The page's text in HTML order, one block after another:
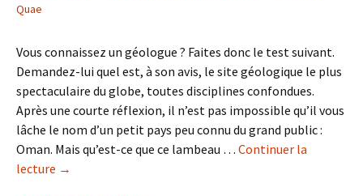
Quae
Vous connaissez un géologue ? Faites donc le test suivant.
Demandez-lui quel est, à son avis, le site géologique le plus
spectaculaire du globe, toutes disciplines confondues.
Après une courte réflexion, il n’est pas impossible qu’il vous
lâche le nom d’un petit pays peu connu du grand public :
Oman. Mais qu’est-ce que ce lambeau … Continuer la
lecture de
→